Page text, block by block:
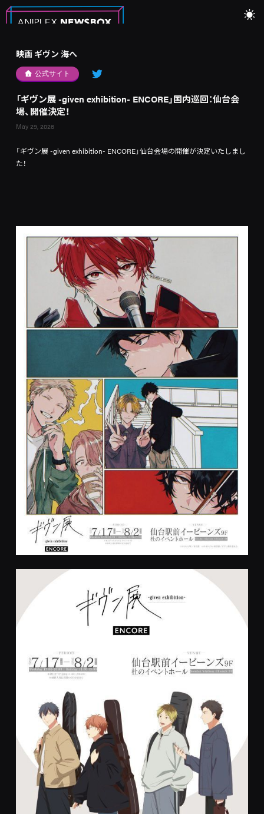
映画 ギヴン 海へ
公式サイト
「ギヴン展 -given exhibition- ENCORE」国内巡回：仙台会
場、開催決定！
May 29, 2026
「ギヴン展 -given exhibition- ENCORE」仙台会場の開催が決定いたしまし
た！